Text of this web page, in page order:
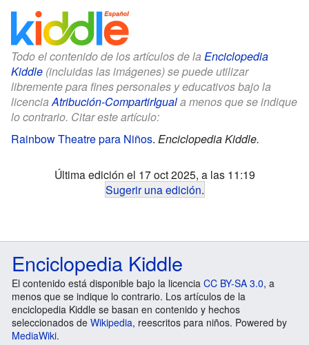
Todo el contenido de los artículos de la Enciclopedia
Kiddle (incluidas las imágenes) se puede utilizar
libremente para fines personales y educativos bajo la
licenciaAtribución-CompartirIguala menos que se indique
lo contrario. Citar este artículo:
Rainbow Theatre para Niños. Enciclopedia Kiddle.
Última edición el 17 oct 2025, a las 11:19
Sugerir una edición.
Enciclopedia Kiddle
El contenido está disponible bajo la licencia CC BY-SA 3.0, a
menos que se indique lo contrario. Los artículos de la
enciclopedia Kiddle se basan en contenido y hechos
seleccionados de Wikipedia, reescritos para niños. Powered by
MediaWiki.